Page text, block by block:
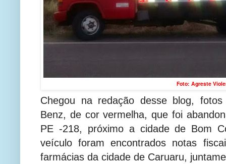
Foto: Agreste
Chegou na redação desse blog,
Benz, de cor vermelha, que foi
PE -218, próximo a cidade de Bom
veículo foram encontrados notas
farmácias da cidade de Caruaru,